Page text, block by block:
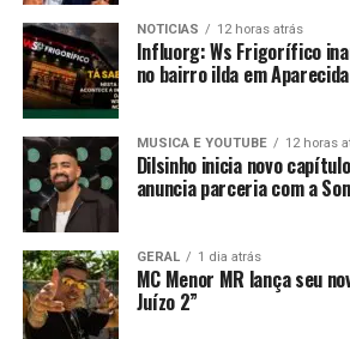
NOTICIAS 12 horas atrás
Influorg: Ws Frigorífico
no bairro ilda em
MUSICA E YOUTUBE 12 horas
Dilsinho inicia novo
anuncia parceria com a
GERAL 1 dia atrás
MC Menor MR lança seu
Juízo 2”